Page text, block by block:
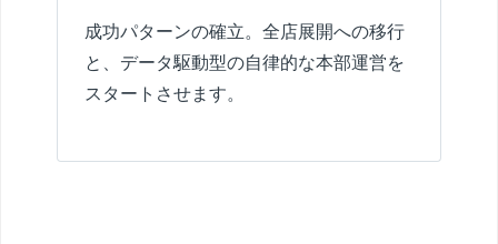
成功パターンの確立。全店展開への移行
と、データ駆動型の自律的な本部運営を
スタートさせます。